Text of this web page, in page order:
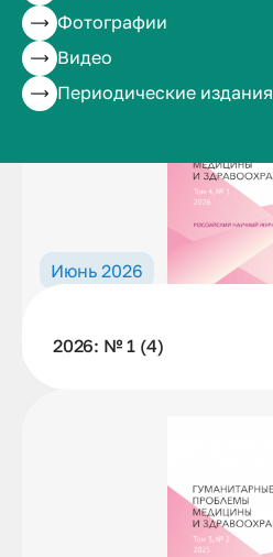
Фотографии
Видео
Периодические издания
Июнь 2026
2026: № 1 (4)